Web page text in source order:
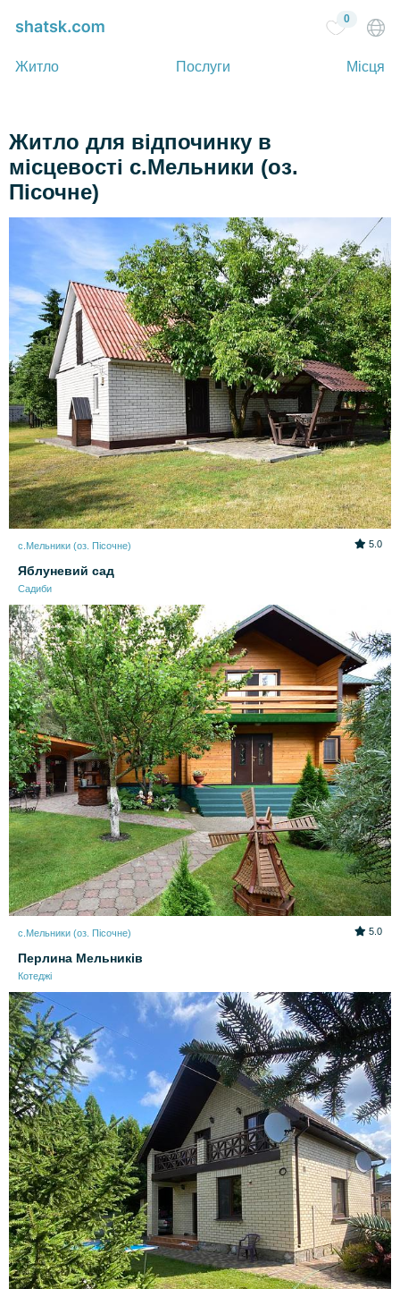
Житло Послуги Місця
0
Житло для відпочинку в
місцевості с.Мельники (оз.
Пісочне)
с.Мельники (оз. Пісочне) 5.0
Яблуневий сад
Садиби
с.Мельники (оз. Пісочне) 5.0
Перлина Мельників
Котеджі